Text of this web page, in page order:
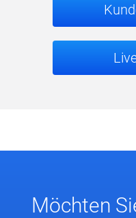
Möchten